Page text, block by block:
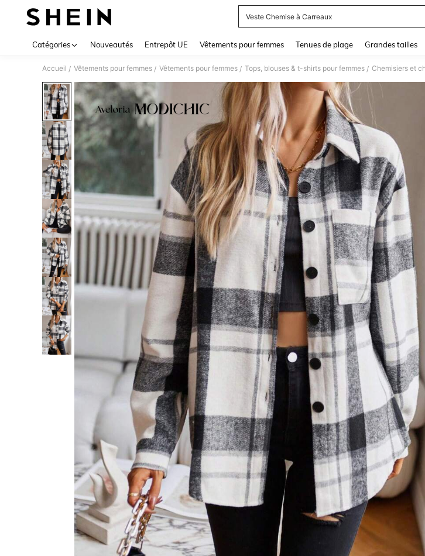
Veste Chemise à Carreaux
Catégories Nouveautés Entrepôt UE Vêtements pour femmes Tenues de plage Grandes tailles
Accueil / Vêtements pour femmes / Vêtements pour femmes / Tops, blouses & t-shirts pour femmes / Chemisiers et